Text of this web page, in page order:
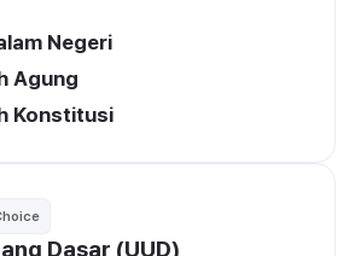
Negeri
Agung
Konstitusi
Dasar (UUD)